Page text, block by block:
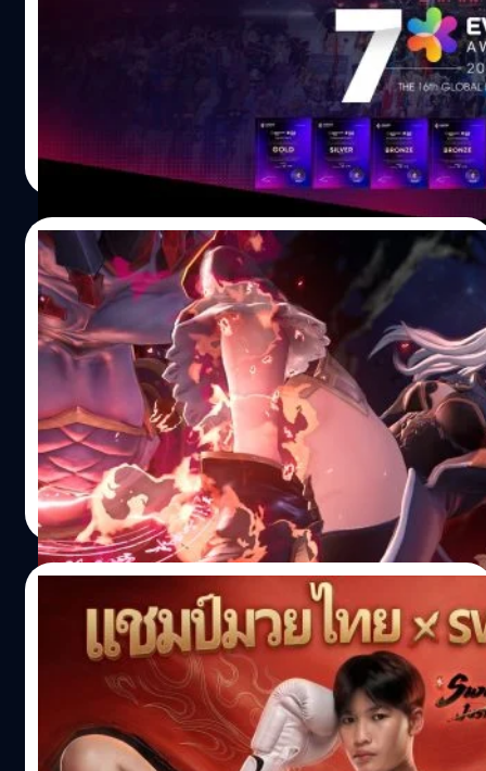
ระหว่างความเป็น Arcade และ…
ซ้อน เซตมาตรฐานใหม่-ย้ำจุดยืน Game
Destination แห่งใหม่ของโลก
จากอดีตที่อุตสาหกรรมเกมในประเทศไทยเคยถูกมองว่าเป็น
เพียงความบันเทิงเฉพาะกลุ่ม วันนี้วงการเกมและอุตสาหกรรม
สร้างสรรค์ของไทยได้พิสูจน์ศักยภาพบนเวทีโลกอย่างสม
ศักดิ์ศรี เมื่อมหกรรมเกมที่ยิ่งใหญ่ที่สุดในภูมิภาคอย่าง
gamescom asia x Thailand Game Show ประกาศความ
สำเร็จครั้งประวัติศาสตร์ด้วยการคว้า 7 รางวัลระดับโลกจาก
เวที Eventex Awards 2026 การคว้ารางวัลในครั้งนี้ถือเป็นการ
เติบโตครั้งสำคัญและเป็นการสร้างปรากฏการณ์คว้ารางวัล
ใหญ่ต่อเนื่องเป็นปีที่ 2 ติดต่อกัน จากหมุดหมายแรกที่
Thailand Game Show 2024 ได้กวาด 3 รางวัลจาก Eventex
Awards 2025 ซึ่งได้สร้างชื่อในฐานะอีเวนต์สัญชาติไทยที่ผ่าน
ด่านการคัดเลือกที่แสนดุเดือด ท่ามกลางผลงานที่ส่งเข้า
ประกวดกว่า 1,239 ชิ้น จาก 59 ประเทศทั่วโลก นับเป็นที่
ประกาศให้โลกได้รู้จักศักยภาพของคนไทยอย่างเป็นทางการ
สำหรับ Eventex Awards 2026 เมื่อเกิดการยกระดับความร่วม
มือครั้งประวัติศาสตร์ผสานพลังร่วมกับงานเกมระดับนานาชาติ
ในชื่อ gamescom asia x Thailand Game Show แรง
กระเพื่อมที่เกิดขึ้นจึงยิ่งใหญ่กว่าเดิมหลายเท่า การันตีด้วย
การกวาดรางวัลเพิ่มขึ้นเป็น 7 รางวัล ตอกย้ำว่าทีมผู้จัดงาน
จากประเทศไทยมีบทบาทสำคัญในการออกแบบและส่งมอบ
ประสบการณ์ที่ยอดเยี่ยมให้กับผู้คนในวงการเกมทั่วโลก ทั้งนัก
ธุรกิจ นักพัฒนา…
ภูษิต เรืองอุดมกิจ | 73 days ago
Read More
15/05/2026
Granblue Fantasy: Relink – Endless
Ragnarok เปิดพรีออร์เดอร์แล้ว พร้อม
Trailer ตัวใหม่ !
GRANBLUE FANTASY: ENDLESS RAGNAROK Cygames
เปิด Pre-order Granblue Fantasy: Relink - Endless
Ragnarok เกมแนวแอ็กชัน RPG โดยเปิดให้สั่งซื้อผ่านทาง
PlayStation®Store และ Nintendo eShop ตั้งแต่วันที่ 14
พฤษภาคม 2026 ตัวเกมมีกำหนดวางจำหน่ายในวันที่ 9
กรกฎาคม 2026 สำหรับเครื่อง Nintendo Switch™ 2,
PlayStation®5, PlayStation®4 และ Steam® ช่องทาง Pre-
order *หมายเหตุ: บนแพลตฟอร์ม Steam® ยังไม่เปิด Pre-
order แต่ผู้เล่นสามารถเพิ่มเกมลงใน Wishlist แทนได้ โบนัส
พิเศษสำหรับผู้เล่น Granblue Fantasy (Special Bonus for
Playing Granblue Fantasy)…
ภูษิต เรืองอุดมกิจ| 85 days ago
Read More
Sword of Justice ฉลองครบรอบครึ่งปี จับมือ
แชมป์โลกมวยไทย Phetjeeja เปิดตัวสำนักใหม่
Female Ironclad
อัปเดตใหญ่มาพร้อมสำนักใหม่ Female Ironclad, รางวัล
พิเศษ, เนื้อเรื่องใหม่ และความท้าทายที่เหนือระดับยิ่งขึ้น